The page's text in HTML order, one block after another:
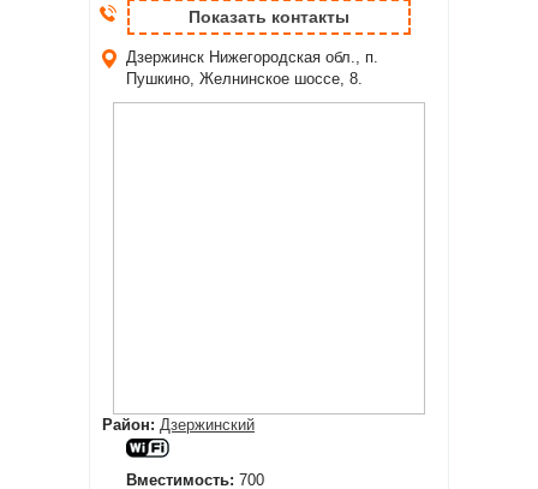
Показать контакты
Дзержинск Нижегородская обл., п.
Пушкино, Желнинское шоссе, 8.
Район: Дзержинский
Вместимость: 700